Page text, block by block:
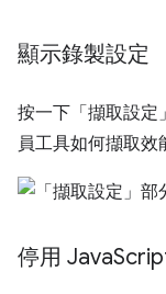
顯示錄製設定
按一下「擷取設定」
員工具如何擷取效
停用 Java